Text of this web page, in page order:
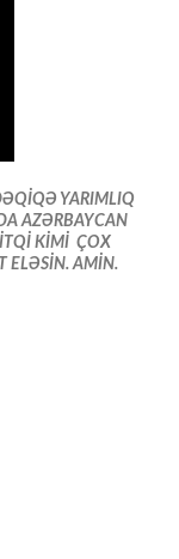
YARIMLIQ
AZƏRBAYCAN
KİMİ ÇOX
ELƏSİN. AMİN.